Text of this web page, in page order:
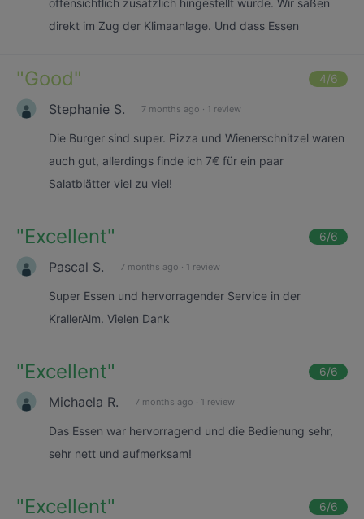
offensichtlich zusätzlich hingestellt wurde. Wir saßen
direkt im Zug der Klimaanlage. Und dass Essen
"Good" 4/6
Stephanie S. 7 months ago · 1 review
Die Burger sind super. Pizza und Wienerschnitzel waren
auch gut, allerdings finde ich 7€ für ein paar
Salatblätter viel zu viel!
"Excellent" 6/6
Pascal S. 7 months ago · 1 review
Super Essen und hervorragender Service in der
KrallerAlm. Vielen Dank
"Excellent" 6/6
Michaela R. 7 months ago · 1 review
Das Essen war hervorragend und die Bedienung sehr,
sehr nett und aufmerksam!
"Excellent" 6/6